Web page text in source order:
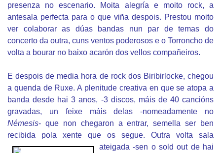
presenza no escenario. Moita alegría e moito rock, a
antesala perfecta para o que viña despois. Prestou moito
ver colaborar as dúas bandas nun par de temas do
concerto da outra, cuns ventos poderosos e o Torroncho de
volta a bourar no baixo acarón dos vellos compañeiros.
E despois de media hora de rock dos Biribirlocke, chegou
a quenda de Ruxe. A plenitude creativa en que se atopa a
banda desde hai 3 anos, -3 discos, máis de 40 cancións
gravadas, un feixe máis delas -nomeadamente no
Némesis- que non chegaron a entrar, semella ser ben
recibida pola xente que os segue. Outra volta sala
ateigada -sen o sold out de hai